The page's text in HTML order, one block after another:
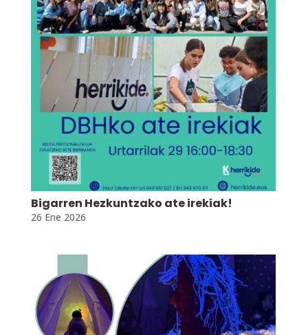
Bigarren Hezkuntzako ate irekiak!
26 Ene 2026